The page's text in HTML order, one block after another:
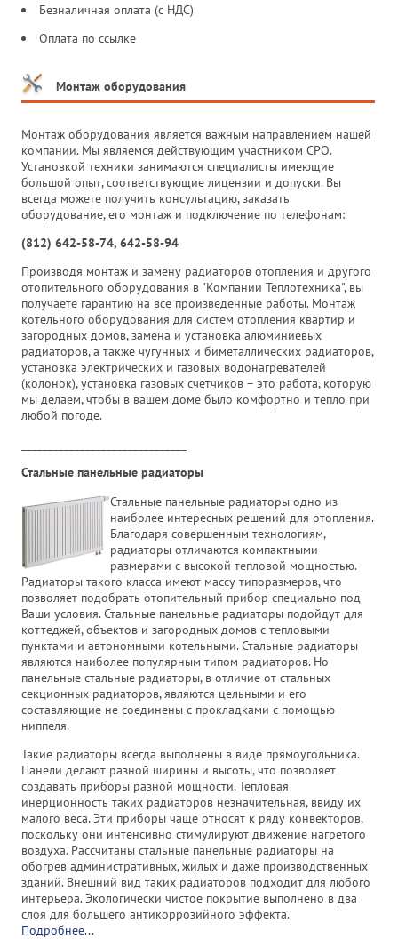
Безналичная оплата (с НДС)
Оплата по ссылке
Монтаж оборудования
Монтаж оборудования является важным направлением нашей
компании. Мы являемся действующим участником СРО.
Установкой техники занимаются специалисты имеющие
большой опыт, соответствующие лицензии и допуски. Вы
всегда можете получить консультацию, заказать
оборудование, его монтаж и подключение по телефонам:
(812) 642-58-74, 642-58-94
Производя монтаж и замену радиаторов отопления и другого
отопительного оборудования в "Компании Теплотехника", вы
получаете гарантию на все произведенные работы. Монтаж
котельного оборудования для систем отопления квартир и
загородных домов, замена и установка алюминиевых
радиаторов, а также чугунных и биметаллических радиаторов,
установка электрических и газовых водонагревателей
(колонок), установка газовых счетчиков – это работа, которую
мы делаем, чтобы в вашем доме было комфортно и тепло при
любой погоде.
Стальные панельные радиаторы
Стальные панельные радиаторы одно из
наиболее интересных решений для отопления.
Благодаря совершенным технологиям,
радиаторы отличаются компактными
размерами с высокой тепловой мощностью.
Радиаторы такого класса имеют массу типоразмеров, что
позволяет подобрать отопительный прибор специально под
Ваши условия. Стальные панельные радиаторы подойдут для
коттеджей, объектов и загородных домов с тепловыми
пунктами и автономными котельными. Стальные радиаторы
являются наиболее популярным типом радиаторов. Но
панельные стальные радиаторы, в отличие от стальных
секционных радиаторов, являются цельными и его
составляющие не соединены с прокладками с помощью
ниппеля.
Такие радиаторы всегда выполнены в виде прямоугольника.
Панели делают разной ширины и высоты, что позволяет
создавать приборы разной мощности. Тепловая
инерционность таких радиаторов незначительная, ввиду их
малого веса. Эти приборы чаще относят к ряду конвекторов,
поскольку они интенсивно стимулируют движение нагретого
воздуха. Рассчитаны стальные панельные радиаторы на
обогрев административных, жилых и даже производственных
зданий. Внешний вид таких радиаторов подходит для любого
интерьера. Экологически чистое покрытие выполнено в два
слоя для большего антикоррозийного эффекта.
Подробнее...